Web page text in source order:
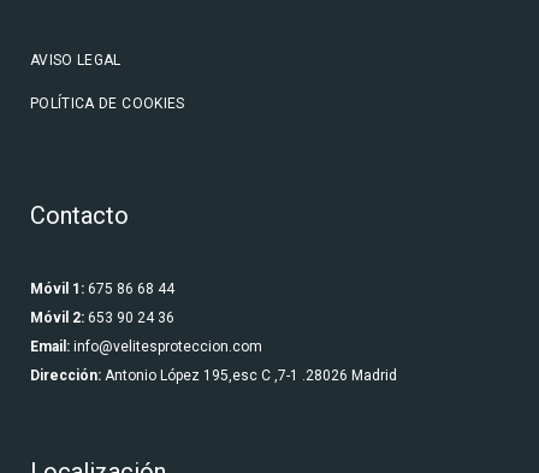
AVISO LEGAL
POLÍTICA DE COOKIES
Contacto
Móvil 1: 675 86 68 44
Móvil 2: 653 90 24 36
Email: info@velitesproteccion.com
Dirección: Antonio López 195,esc C ,7-1 .28026 Madrid